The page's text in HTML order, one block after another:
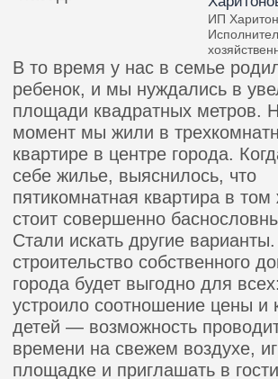
23 ноября 2015 года в присутствии
губернатора Нижегородской области,
президенту компании была вручена
заслуженная премия "Человек года - 2015"